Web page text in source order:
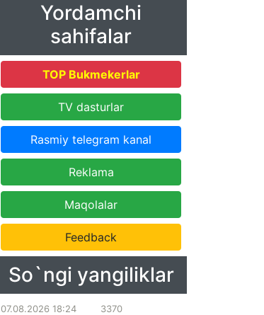
Yordamchi
sahifalar
TOP Bukmekerlar
TV dasturlar
Rasmiy telegram kanal
Reklama
Maqolalar
Feedback
So`ngi yangiliklar
07.08.2026 18:24 3370